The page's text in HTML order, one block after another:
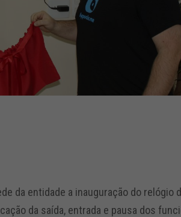
da entidade a inauguração do relógio
da saída, entrada e pausa dos